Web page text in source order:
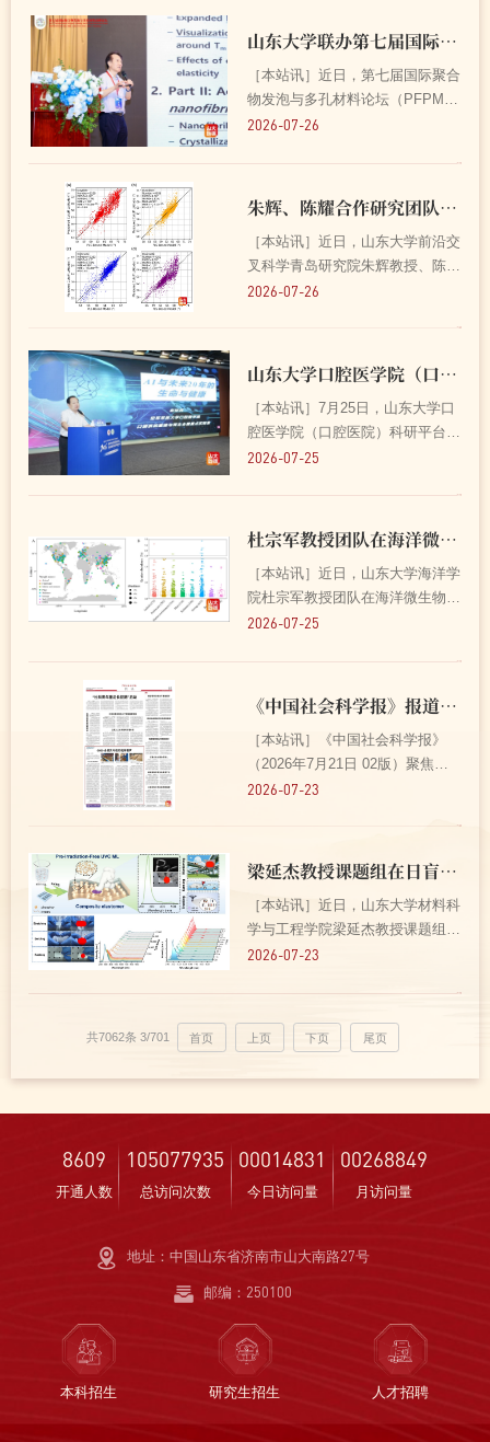
练员于瀛的带领，队员们默契配
合、顽强拼搏，经过激烈...
山东大学联办第七届国际聚合物发泡与多孔材料论坛 2026-07-26
［本站讯］近日，第七届国际聚合
物发泡与多孔材料论坛（PFPM）
在济南举行。本届论坛由国际先进
料专委会主办，山东大学及北京莱
特沃德会展有限公司联合承办...
2026-07-26
朱辉、陈耀合作研究团队构建了基于PLS的太阳高能质子截止纬度新模型 2026-07-26
［本站讯］近日，山东大学前沿交
叉科学青岛研究院朱辉教授、陈耀
教授合作研究团队构建了基于偏最
New Model of Cutoff Latitude for
Solar Energetic Pr...
2026-07-26
山东大学口腔医学院（口腔医院）科研平台学术委员会会议暨口腔医学高质量发展论坛举行 2026-07-25
［本站讯］7月25日，山东大学口
腔医学院（口腔医院）科研平台学
术委员会会议暨口腔医学高质量发
愿，中国科学院院士、南方科技大
学医学院院长王松灵，中...
2026-07-25
杜宗军教授团队在海洋微生物系统分类领域取得新进展 2026-07-25
［本站讯］近日，山东大学海洋学
院杜宗军教授团队在海洋微生物系
统学研究方面取得重要研究进展，
（Quyinboaceae）”，该成果
以“Quyinboa mangrovi gen. nov.,
sp. nov.,...
2026-07-25
《中国社会科学报》报道文学院徐美德团队冷门绝学研究进展 2026-07-23
［本站讯］《中国社会科学报》
（2026年7月21日 02版）聚焦山
东大学文学院副教授徐美德研究团
理海量珍稀域外古籍，挖掘丝路文
明交流价值，让千年贝叶...
2026-07-23
梁延杰教授课题组在日盲紫外力致发光新材料研究中取得系列进展 2026-07-23
［本站讯］近日，山东大学材料科
学与工程学院梁延杰教授课题组在
无需预辐照的自供能自恢复日盲紫
以“Self-powered
mechanoluminescent elastomer
2026-07-23
共7062条 3/701 首页 上页 下页 尾页
8609
开通人数
105077935
总访问次数
00014831
今日访问量
00268849
月访问量
地址：中国山东省济南市山大南路27号
邮编：250100
本科招生 研究生招生 人才招聘